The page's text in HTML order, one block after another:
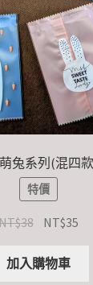
兔系列(混四
特價
38 NT$35
加入購物車